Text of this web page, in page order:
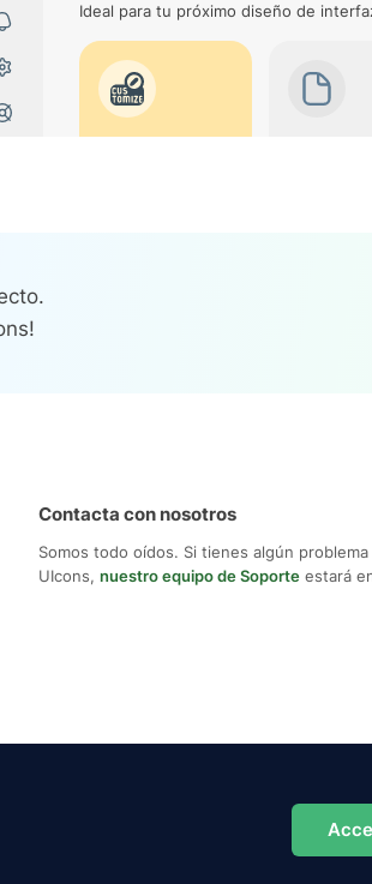
Ideal para tu próximo diseño de
Contacta con nosotros
Somos todo oídos. Si tienes algún
UIcons, nuestro equipo de Soporte estará